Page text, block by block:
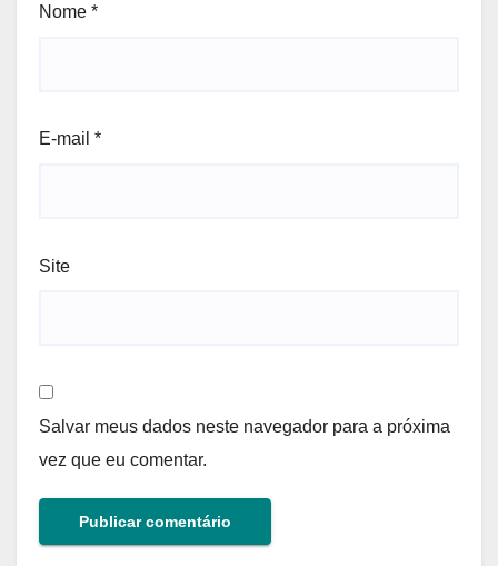
Nome *
E-mail *
Site
Salvar meus dados neste navegador para a próxima
vez que eu comentar.